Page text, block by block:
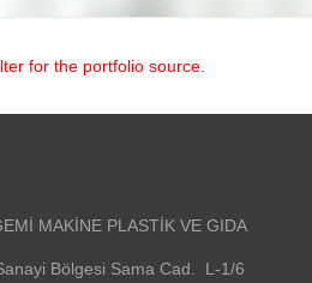
for the portfolio source.
MAKİNE PLASTİK VE GIDA
Bölgesi Sama Cad. L-1/6